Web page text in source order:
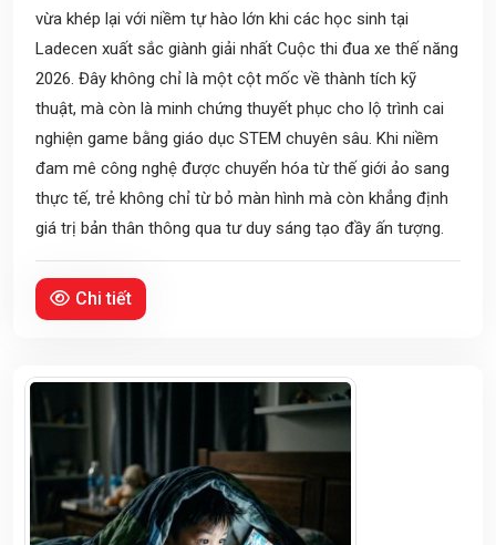
vừa khép lại với niềm tự hào lớn khi các học sinh tại
Ladecen xuất sắc giành giải nhất Cuộc thi đua xe thế năng
2026. Đây không chỉ là một cột mốc về thành tích kỹ
thuật, mà còn là minh chứng thuyết phục cho lộ trình cai
nghiện game bằng giáo dục STEM chuyên sâu. Khi niềm
đam mê công nghệ được chuyển hóa từ thế giới ảo sang
thực tế, trẻ không chỉ từ bỏ màn hình mà còn khẳng định
giá trị bản thân thông qua tư duy sáng tạo đầy ấn tượng.
Chi tiết